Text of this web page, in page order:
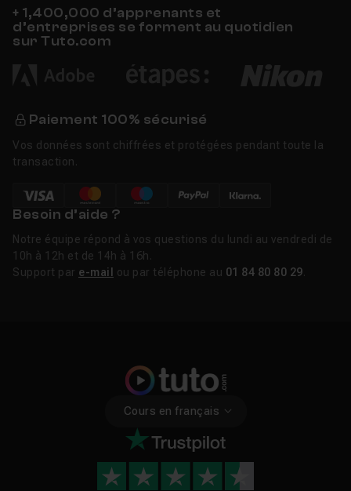
+ 1,400,000 d’apprenants et
d’entreprises se forment au quotidien
sur Tuto.com
Paiement 100% sécurisé
Vos données sont chiffrées et protégées pendant toute la
transaction.
Besoin d’aide ?
Notre équipe répond à vos questions du lundi au vendredi de
10h à 12h et de 14h à 16h.
Support par e-mail ou par téléphone au 01 84 80 80 29
Cours en français